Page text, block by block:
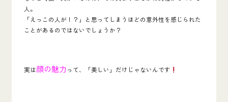
人。
「えっこの人が！？」と思ってしまうほどの意外性を感じられた
ことがあるのではないでしょうか？
実は顔の魅力 って、「美しい」だけじゃないんです